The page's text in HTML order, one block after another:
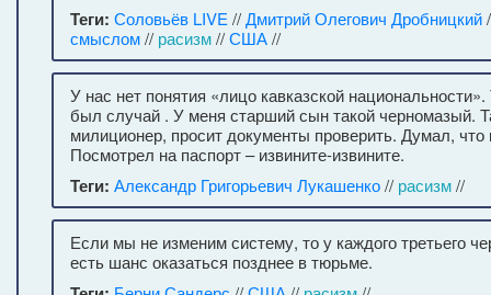
Теги: Соловьёв LIVE //Дмитрий Олегович Дробницкий
смыслом// расизм//США//
У нас нет понятия «лицо кавказской
был случай . У меня старший сын такой черномазый.
милиционер, просит документы проверить. Думал, что
Посмотрел на паспорт – извините-извините.
Теги: Александр Григорьевич Лукашенко// расизм//
Если мы не изменим систему, то у каждого третьего
есть шанс оказаться позднее в тюрьме.